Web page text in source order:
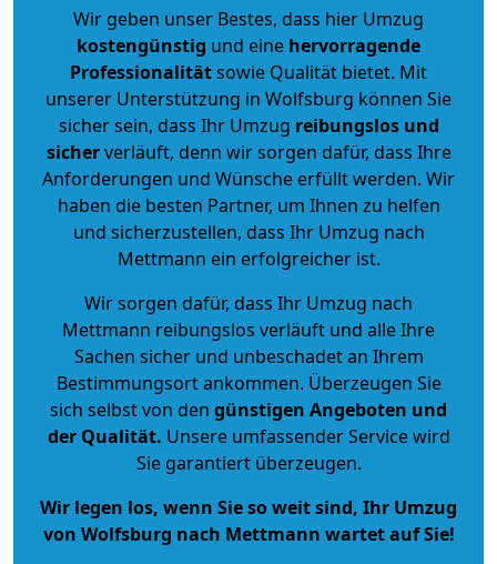
Wir geben unser Bestes, dass hier Umzug
kostengünstig und eine hervorragende
Professionalitätsowie Qualität bietet. Mit
unserer Unterstützung in Wolfsburg können Sie
sicher sein, dass Ihr Umzug reibungslos und
sicherverläuft, denn wir sorgen dafür, dass Ihre
Anforderungen und Wünsche erfüllt werden. Wir
haben die besten Partner, um Ihnen zu helfen
und sicherzustellen, dass Ihr Umzug nach
Mettmann ein erfolgreicher ist.
Wir sorgen dafür, dass Ihr Umzug nach
Mettmann reibungslos verläuft und alle Ihre
Sachen sicher und unbeschadet an Ihrem
Bestimmungsort ankommen. Überzeugen Sie
sich selbst von den günstigen Angeboten und
der Qualität. Unsere umfassender Service wird
Sie garantiert überzeugen.
Wir legen los, wenn Sie so weit sind, Ihr Umzug
von Wolfsburg nach Mettmann wartet auf Sie!